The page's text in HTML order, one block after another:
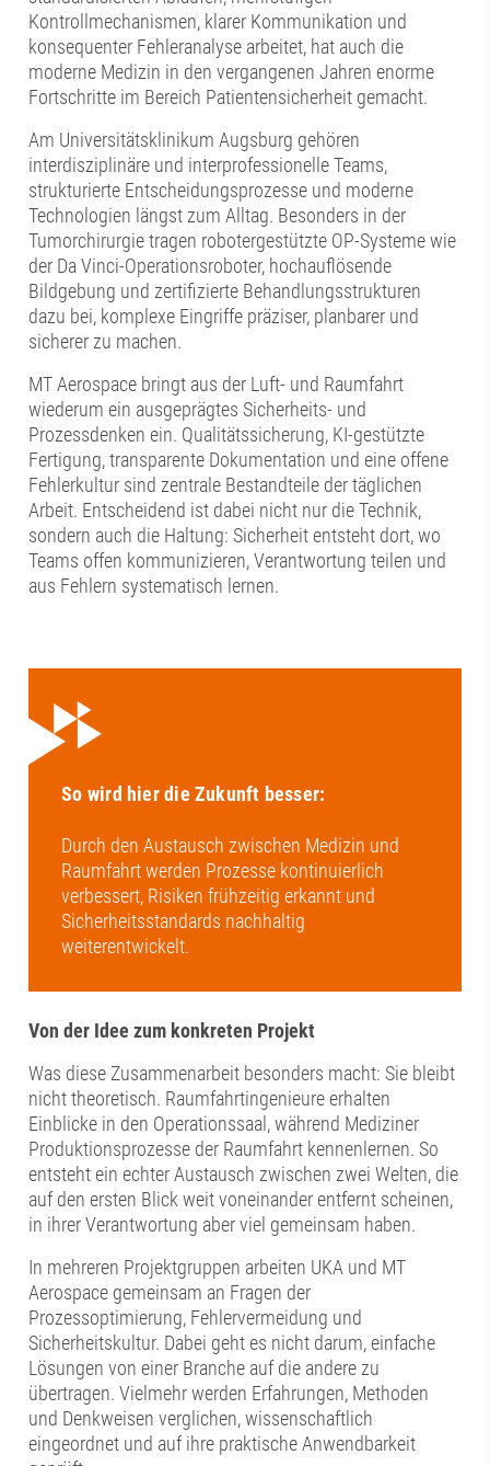
Kontrollmechanismen, klarer Kommunikation und
konsequenter Fehleranalyse arbeitet, hat auch die
moderne Medizin in den vergangenen Jahren enorme
Fortschritte im Bereich Patientensicherheit gemacht.
Am Universitätsklinikum Augsburg gehören
interdisziplinäre und interprofessionelle Teams,
strukturierte Entscheidungsprozesse und moderne
Technologien längst zum Alltag. Besonders in der
Tumorchirurgie tragen robotergestützte OP-Systeme wie
der Da Vinci-Operationsroboter, hochauflösende
Bildgebung und zertifizierte Behandlungsstrukturen
dazu bei, komplexe Eingriffe präziser, planbarer und
sicherer zu machen.
MT Aerospace bringt aus der Luft- und Raumfahrt
wiederum ein ausgeprägtes Sicherheits- und
Prozessdenken ein. Qualitätssicherung, KI-gestützte
Fertigung, transparente Dokumentation und eine offene
Fehlerkultur sind zentrale Bestandteile der täglichen
Arbeit. Entscheidend ist dabei nicht nur die Technik,
sondern auch die Haltung: Sicherheit entsteht dort, wo
Teams offen kommunizieren, Verantwortung teilen und
aus Fehlern systematisch lernen.
So wird hier die Zukunft besser:
Durch den Austausch zwischen Medizin und
Raumfahrt werden Prozesse kontinuierlich
verbessert, Risiken frühzeitig erkannt und
Sicherheitsstandards nachhaltig
weiterentwickelt.
Von der Idee zum konkreten Projekt
Was diese Zusammenarbeit besonders macht: Sie bleibt
nicht theoretisch. Raumfahrtingenieure erhalten
Einblicke in den Operationssaal, während Mediziner
Produktionsprozesse der Raumfahrt kennenlernen. So
entsteht ein echter Austausch zwischen zwei Welten, die
auf den ersten Blick weit voneinander entfernt scheinen,
in ihrer Verantwortung aber viel gemeinsam haben.
In mehreren Projektgruppen arbeiten UKA und MT
Aerospace gemeinsam an Fragen der
Prozessoptimierung, Fehlervermeidung und
Sicherheitskultur. Dabei geht es nicht darum, einfache
Lösungen von einer Branche auf die andere zu
übertragen. Vielmehr werden Erfahrungen, Methoden
und Denkweisen verglichen, wissenschaftlich
eingeordnet und auf ihre praktische Anwendbarkeit